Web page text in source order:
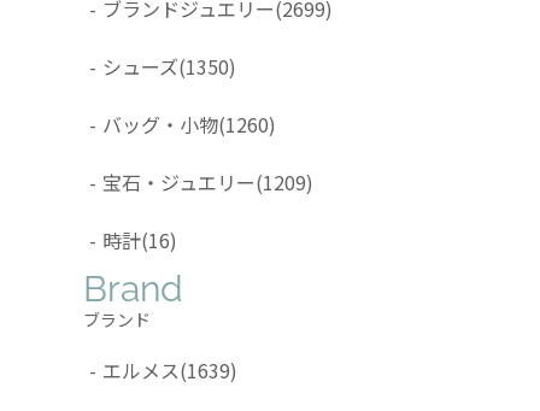
- ブランドジュエリー(2699)
- シューズ(1350)
- バッグ・小物(1260)
- 宝石・ジュエリー(1209)
- 時計(16)
Brand
ブランド
- エルメス(1639)